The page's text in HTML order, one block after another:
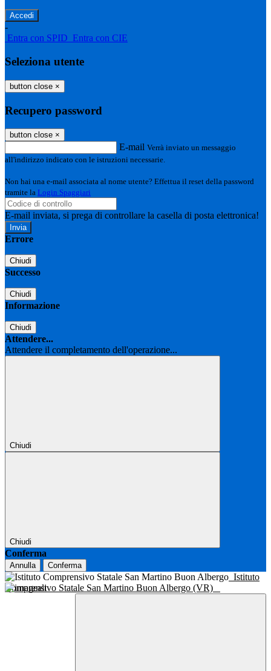
-
Entra con SPID Entra con CIE
Seleziona utente
button close ×
Recupero password
button close ×
E-mail Verrà inviato un messaggio
all'indirizzo indicato con le istruzioni necessarie.
Non hai una e-mail associata al nome utente? Effettua il reset della password
tramite la Login Spaggiari
E-mail inviata, si prega di controllare la casella di posta elettronica!
Errore
Chiudi
Successo
Chiudi
Informazione
Chiudi
Attendere...
Attendere il completamento dell'operazione...
Chiudi
Chiudi
Conferma
Annulla Conferma
Istituto
Comprensivo Statale San Martino Buon Albergo (VR)